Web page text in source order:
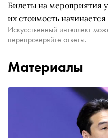
Билеты на мероприятия
их стоимость начинается
Искусственный интеллект
перепроверяйте ответы.
Материалы